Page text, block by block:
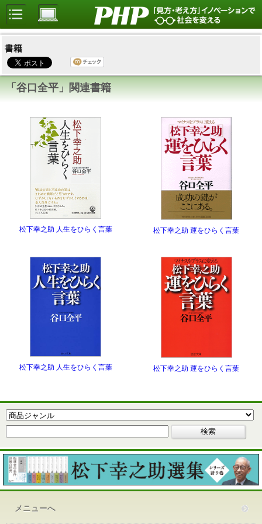
書籍
「谷口全平」関連書籍
松下幸之助 人生をひらく言葉 松下幸之助 運をひらく言葉
松下幸之助 人生をひらく言葉 松下幸之助 運をひらく言葉
メニューへ